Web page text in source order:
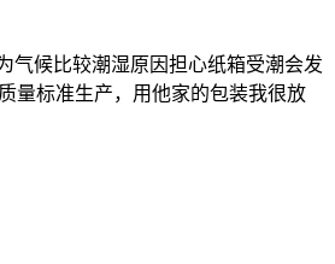
气候比较潮湿原因担心纸箱受潮会发
量标准生产，用他家的包装我很放